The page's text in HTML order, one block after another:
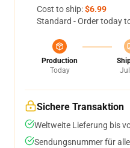
Cost to ship:$6.99
Standard - Order today
Production
Today
Sichere Transaktion
Weltweite Lieferung bis
Sendungsnummer für